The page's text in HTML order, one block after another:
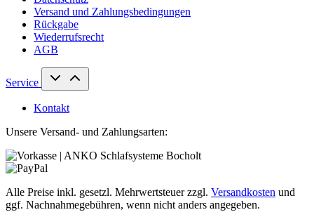
Versand und Zahlungsbedingungen
Rückgabe
Wiederrufsrecht
AGB
Service
Kontakt
Unsere Versand- und Zahlungsarten:
Alle Preise inkl. gesetzl. Mehrwertsteuer zzgl. Versandkosten und
ggf. Nachnahmegebühren, wenn nicht anders angegeben.